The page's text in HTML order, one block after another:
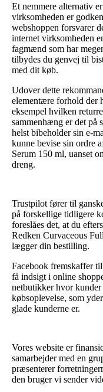
Et nemmere alternativ
virksomheden er
webshoppen forsvarer
internet virksomheden
fagmænd som har
tilbydes du genvej til
med dit køb.
Udover dette
elementære forhold der
eksempel hvilken
sammenhæng er det på
helst bibeholder sin e-
kunne bevise sin ordre
Serum 150 ml, uanset
dreng.
Trustpilot fører til
på forskellige tidligere
foreslåes det, at du
Redken Curvaceous
lægger din bestilling.
Facebook fremskaffer
få indsigt i online
netbutikker hvor kunder
købsoplevelse, som
glade kunderne er.
Vores website er
samarbejder med en
præsenterer
den bruger vi sender